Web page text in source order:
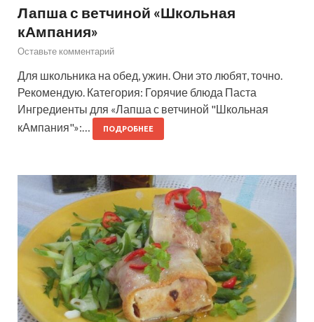
Лапша с ветчиной «Школьная
кАмпания»
Оставьте комментарий
Для школьника на обед, ужин. Они это любят, точно.
Рекомендую. Категория: Горячие блюда Паста
Ингредиенты для «Лапша с ветчиной "Школьная
кАмпания"»:…
ПОДРОБНЕЕ